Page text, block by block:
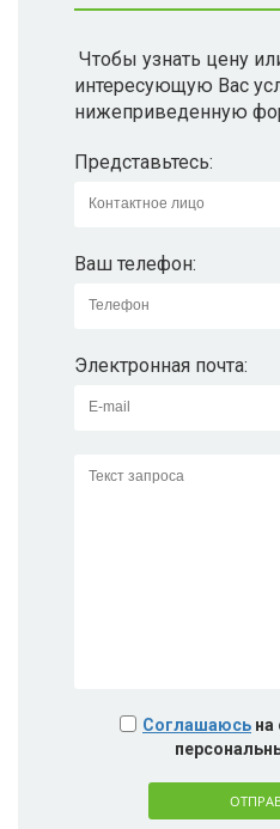
Чтобы узнать цену
интересующую Вас
нижеприведенную
Представьтесь:
Ваш телефон:
Электронная почта:
Соглашаюсь на